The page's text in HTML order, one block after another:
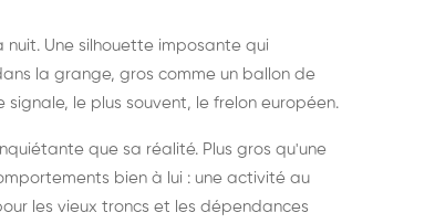
: éliminer
rats et
en France
Une silhouette imposante qui
la grange, gros comme un ballon de
le plus souvent, le frelon européen.
que sa réalité. Plus gros qu'une
bien à lui : une activité au
les vieux troncs et les dépendances